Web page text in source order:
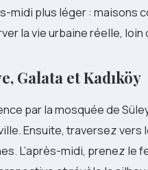
midi plus léger :
la vie urbaine réelle,
Galata et Kadıköy
par la mosquée de
Ensuite, traversez
L’après-midi, prenez le